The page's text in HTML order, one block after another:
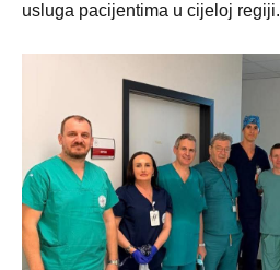
usluga pacijentima u cijeloj regiji.